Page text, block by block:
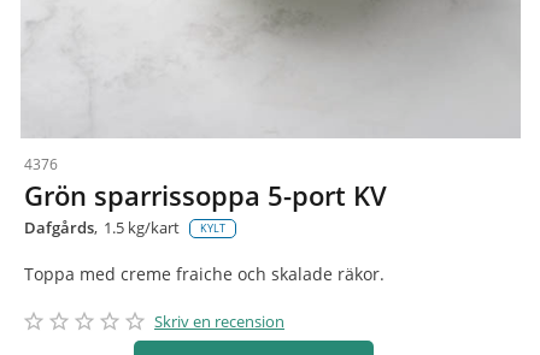
4376
Grön sparrissoppa 5-port KV
Dafgårds 1.5 kg/kart KYLT
Toppa med creme fraiche och skalade räkor.
star_border star_border star_border star_border star_border
star star star star star Skriv en recension